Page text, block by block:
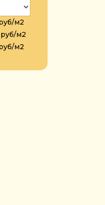
м2
м2
м2